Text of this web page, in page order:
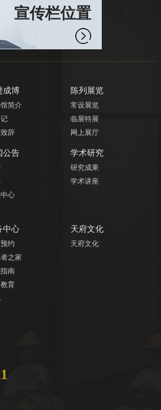
宣传栏位置
成博
简介
辞
陈列展览
常设展览
临展特展
网上展厅
公告
心
学术研究
研究成果
学术讲座
中心
约
之家
南
育
天府文化
天府文化